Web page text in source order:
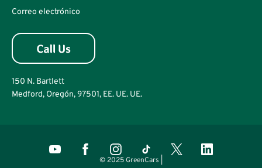
Correo electrónico
150 N. Bartlett
Medford, Oregón, 97501, EE. UE. UE.
© 2025 GreenCars |